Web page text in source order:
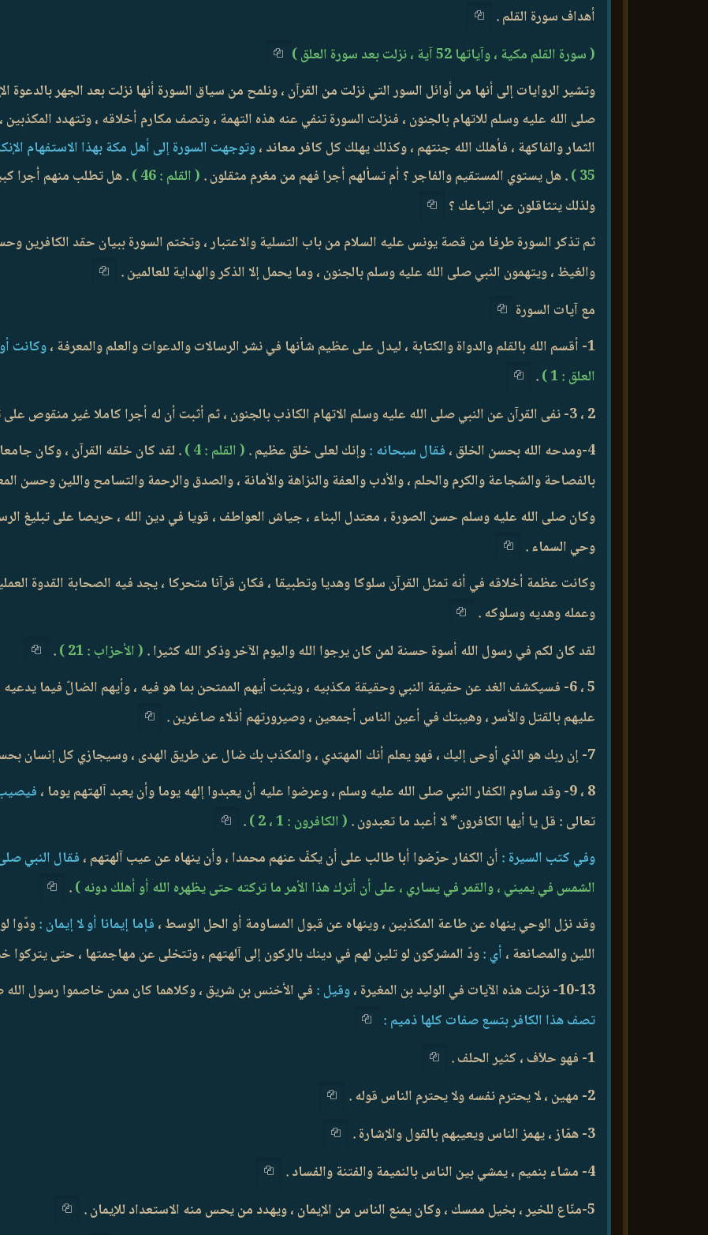
أهداف سورة القلم .
( سورة القلم مكية ، وآياتها 52 آية ، نزلت بعد سورة العلق )
وتشير الروايات إلى أنها من أوائل السور التي نزلت من القرآن ، ونلمح من سياق السورة أنها نزلت بعد الجهر
صلى الله عليه وسلم للاتهام بالجنون ، فنزلت السورة تنفي عنه هذه التهمة ، وتصف مكارم أخلاقه ، وتتهدد
الثمار والفاكهة ، فأهلك الله جنتهم ، وكذلك يهلك كل كافر معاند ،وتوجهت السورة إلى أهل مكة بهذا الاستفهام
35 ) . هل يستوي المستقيم والفاجر ؟ أم تسألهم أجرا فهم من مغرم مثقلون . ( القلم : 46 )
. هل تطلب منهم أجرا
ولذلك يتثاقلون عن اتباعك ؟
ثم تذكر السورة طرفا من قصة يونس عليه السلام من باب التسلية والاعتبار ، وتختم السورة ببيان حقد الكافرين
والغيظ ، ويتهمون النبي صلى الله عليه وسلم بالجنون ، وما يحمل إلا الذكر والهداية للعالمين .
مع آيات السورة
1- أقسم الله بالقلم والدواة والكتابة ، ليدل على عظيم شأنها في نشر الرسالات والدعوات والعلم والمعرفة ،
وكانت
العلق : 1 )
.
2 ، 3- نفى القرآن عن النبي صلى الله عليه وسلم الاتهام الكاذب بالجنون ، ثم أثبت أن له أجرا كاملا غير منقوص على تبليغ الرسالة .
4-ومدحه الله بحسن الخلق ،
فقال سبحانه :وإنك لعلى خلق عظيم . ( القلم : 4 )
. لقد كان خلقه القرآن ، وكان
بالفصاحة والشجاعة والكرم والحلم ، والأدب والعفة والنزاهة والأمانة ، والصدق والرحمة والتسامح واللين وحسن
وكان صلى الله عليه وسلم حسن الصورة ، معتدل البناء ، جياش العواطف ، قويا في دين الله ، حريصا على تبليغ
وحي السماء .
وكانت عظمة أخلاقه في أنه تمثل القرآن سلوكا وهديا وتطبيقا ، فكان قرآنا متحركا ، يجد فيه الصحابة القدوة
وعمله وهديه وسلوكه .
لقد كان لكم في رسول الله أسوة حسنة لمن كان يرجوا الله واليوم الآخر وذكر الله كثيرا . ( الأحزاب : 21 )
.
5 ، 6- فسيكشف الغد عن حقيقة النبي وحقيقة مكذبيه ، ويثبت أيهم الممتحن بما هو فيه ، وأيهم الضالّ فيما
عليهم بالقتل والأسر ، وهيبتك في أعين الناس أجمعين ، وصيرورتهم أذلاء صاغرين .
7- إن ربك هو الذي أوحى إليك ، فهو يعلم أنك المهتدي ، والمكذب بك ضال عن طريق الهدى ، وسيجازي كل إنسان بحسب ما يستحق .
8 ، 9- وقد ساوم الكفار النبي صلى الله عليه وسلم ، وعرضوا عليه أن يعبدوا إلهه يوما وأن يعبد آلهتهم يوما ،
تعالى : قل يا أيها الكافرون* لا أعبد ما تعبدون . ( الكافرون : 1 ، 2 )
.
وفي كتب السيرة : أن الكفار حرّضوا أبا طالب على أن يكفّ عنهم محمدا ، وأن ينهاه عن عيب آلهتهم ، فقال النبي
الشمس في يميني ، والقمر في يساري ، على أن أترك هذا الأمر ما تركته حتى يظهره الله أو أهلك دونه ).
وقد نزل الوحي ينهاه عن طاعة المكذبين ، وينهاه عن قبول المساومة أو الحل الوسط ، فإما إيمانا أو لا إيمان :ودّوا
اللين والمصانعة ، أي :ودّ المشركون لو تلين لهم في دينك بالركون إلى آلهتهم ، وتتخلى عن مهاجمتها ، حتى
10-13- نزلت هذه الآيات في الوليد بن المغيرة ،
وقيل : في الأخنس بن شريق ، وكلاهما كان ممن خاصموا رسول الله
تصف هذا الكافر بتسع صفات كلها ذميم :
1- فهو حلاّف ، كثير الحلف .
2- مهين ، لا يحترم نفسه ولا يحترم الناس قوله .
3- همّاز ، يهمز الناس ويعيبهم بالقول والإشارة .
4- مشاء بنميم ، يمشي بين الناس بالنميمة والفتنة والفساد .
5-منّاع للخير ، بخيل ممسك ، وكان يمنع الناس من الإيمان ، ويهدد من يحس منه الاستعداد للإيمان .